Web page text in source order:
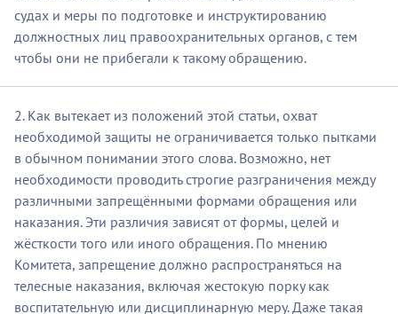
судах и меры по подготовке и инструктированию
должностных лиц правоохранительных органов, с тем
чтобы они не прибегали к такому обращению.
2. Как вытекает из положений этой статьи, охват
необходимой защиты не ограничивается только пытками
в обычном понимании этого слова. Возможно, нет
необходимости проводить строгие разграничения между
различными запрещёнными формами обращения или
наказания. Эти различия зависят от формы, целей и
жёсткости того или иного обращения. По мнению
Комитета, запрещение должно распространяться на
телесные наказания, включая жестокую порку как
воспитательную или дисциплинарную меру. Даже такая